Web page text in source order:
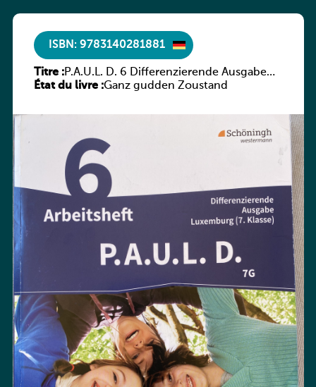
ISBN: 9783140281881
Titre :P.A.U.L. D. 6 Differenzierende Ausgabe
Luxemburg – Arbeitsheft
État du livre :Ganz gudden Zoustand